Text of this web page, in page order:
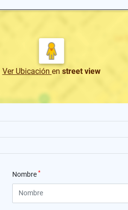
Ver Ubicación en street view
Nombre *